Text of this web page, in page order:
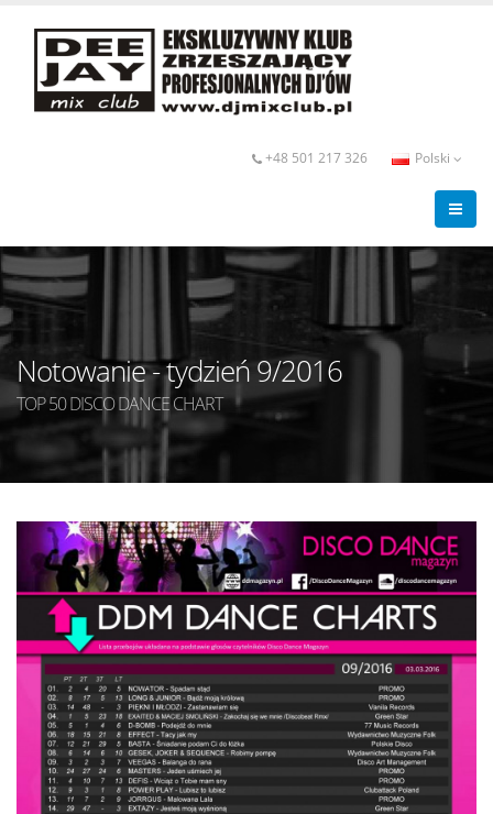
+48 501 217 326 Polski
Notowanie - tydzień 9/2016
TOP 50 DISCO DANCE CHART